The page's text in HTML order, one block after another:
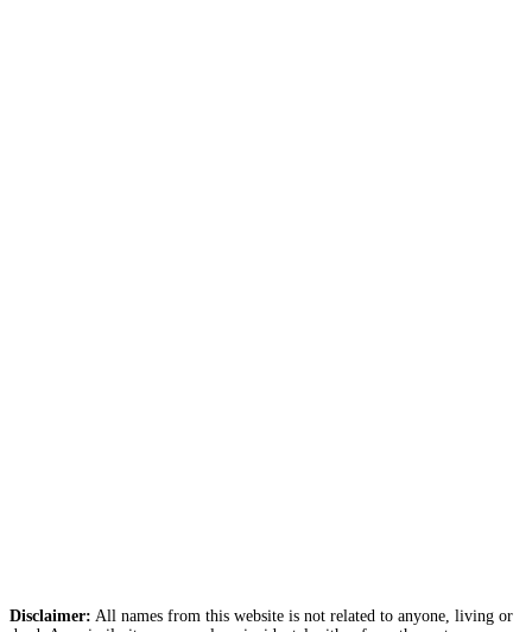
Disclaimer: All names from this website is not related to anyone, living or